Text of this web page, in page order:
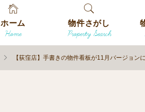
ホーム
Home
物件さがし
Property Search
す
【荻窪店】手書きの物件看板が11月バージョン